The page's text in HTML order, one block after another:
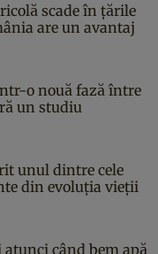
scade în țările
are un avantaj
o nouă fază între
un studiu
unul dintre cele
din evoluția vieții
când bem apă